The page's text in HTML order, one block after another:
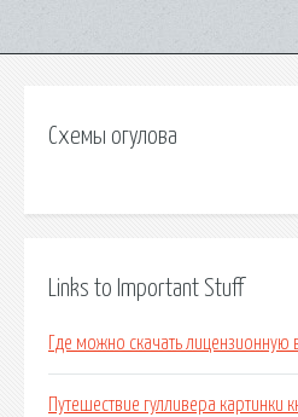
Схемы огулова
Links to Important Stuff
Где можно скачать лицензионную
Путешествие гулливера картинки